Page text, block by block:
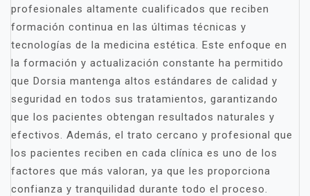
profesionales altamente cualificados que reciben
formación continua en las últimas técnicas y
tecnologías de la medicina estética. Este enfoque en
la formación y actualización constante ha permitido
que Dorsia mantenga altos estándares de calidad y
seguridad en todos sus tratamientos, garantizando
que los pacientes obtengan resultados naturales y
efectivos. Además, el trato cercano y profesional que
los pacientes reciben en cada clínica es uno de los
factores que más valoran, ya que les proporciona
confianza y tranquilidad durante todo el proceso.